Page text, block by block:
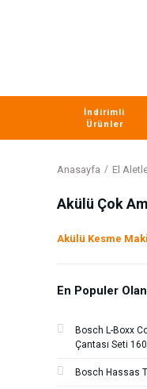
İndirimli
Ürünler
Anasayfa El
Akülü Çok
Akülü Kesme
En Populer
Bosch L-Boxx
Çantası Seti
Bosch Hassas